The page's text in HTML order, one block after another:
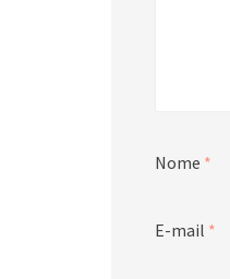
Nome *
E-mail *